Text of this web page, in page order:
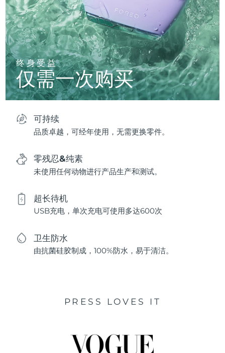
终身受益
仅需一次购买
可持续
品质卓越，可经年使用，无需更换零件。
零残忍&纯素
未使用任何动物进行产品生产和测试。
超长待机
USB充电，单次充电可使用多达600次
卫生防水
由抗菌硅胶制成，100%防水，易于清洁。
PRESS LOVES IT